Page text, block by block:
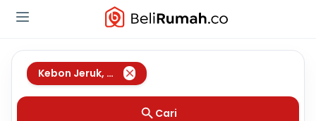
Kebon Jeruk, Jakarta Barat
Cari